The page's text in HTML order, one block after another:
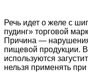
Речь идет о желе с
пудинг» торговой
Причина —
пищевой продукции. В
используются
нельзя применять